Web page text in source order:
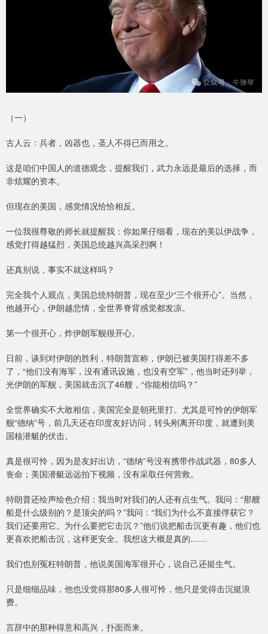
（一）
古人云：兵者，凶器也，圣人不得已而用之。
这是咱们中国人的道德观念，提醒我们，武力永远是最后的选择，而
非炫耀的资本。
但现在的美国，感觉情况恰恰相反。
一位我很尊敬的师长就提醒我：你如果仔细看，现在的美以伊战争，
感觉打得越猛烈，美国总统越兴高采烈啊！
还真别说，事实不就这样吗？
完全我个人观点，美国总统特朗普，现在至少“三个很开心”。当然，
他越开心，伊朗越悲情，全世界脊背感觉都发凉。
第一个很开心，炸伊朗军舰很开心。
日前，谈到对伊朗的胜利，特朗普宣称，伊朗已被美国打得差不多
了，“他们没有海军，没有通讯设施，也没有空军”，他当时还列举，
光伊朗的军舰，美国就击沉了46艘，“你能相信吗？”
全世界确实不大敢相信，美国完全是朝死里打。尤其是可怜的伊朗军
舰“德纳”号，前几天还在印度友好访问，转头刚离开印度，就遭到美
国核潜艇的伏击。
真是很可怜，因为是友好出访，“德纳”号没有携带作战武器，80多人
丧命；美国潜艇远远拍下视频，没有采取任何营救。
特朗普还绘声绘色介绍：我当时对我们的人还有点生气。我问：“那艘
船是什么级别的？是顶尖的吗？”我问：“我们为什么不直接俘获它？
我们还要用它。为什么要把它击沉？”他们说把船击沉更有趣，他们也
更喜欢把船击沉，这样更安全。我想这大概是真的……
我们也别冤枉特朗普，他说美国海军很开心，说自己还挺生气。
只是细细品味，他也没觉得那80多人很可怜，他只是觉得击沉挺浪
费。
言辞中的那种得意和高兴，扑面而来。